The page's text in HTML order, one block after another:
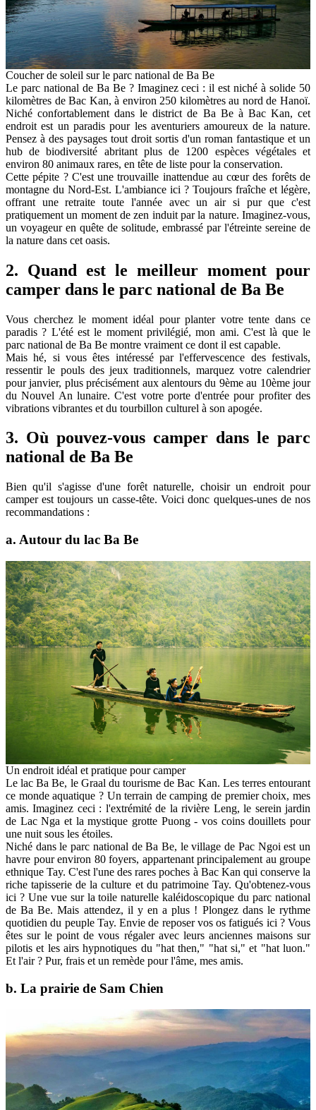
Coucher de soleil sur le parc national de Ba Be
Le parc national de Ba Be ? Imaginez ceci : il est niché à solide 50
kilomètres de Bac Kan, à environ 250 kilomètres au nord de Hanoï.
Niché confortablement dans le district de Ba Be à Bac Kan, cet
endroit est un paradis pour les aventuriers amoureux de la nature.
Pensez à des paysages tout droit sortis d'un roman fantastique et un
hub de biodiversité abritant plus de 1200 espèces végétales et
environ 80 animaux rares, en tête de liste pour la conservation.
Cette pépite ? C'est une trouvaille inattendue au cœur des forêts de
montagne du Nord-Est. L'ambiance ici ? Toujours fraîche et légère,
offrant une retraite toute l'année avec un air si pur que c'est
pratiquement un moment de zen induit par la nature. Imaginez-vous,
un voyageur en quête de solitude, embrassé par l'étreinte sereine de
la nature dans cet oasis.
2. Quand est le meilleur moment pour
camper dans le parc national de Ba Be
Vous cherchez le moment idéal pour planter votre tente dans ce
paradis ? L'été est le moment privilégié, mon ami. C'est là que le
parc national de Ba Be montre vraiment ce dont il est capable.
Mais hé, si vous êtes intéressé par l'effervescence des festivals,
ressentir le pouls des jeux traditionnels, marquez votre calendrier
pour janvier, plus précisément aux alentours du 9ème au 10ème jour
du Nouvel An lunaire. C'est votre porte d'entrée pour profiter des
vibrations vibrantes et du tourbillon culturel à son apogée.
3. Où pouvez-vous camper dans le parc
national de Ba Be
Bien qu'il s'agisse d'une forêt naturelle, choisir un endroit pour
camper est toujours un casse-tête. Voici donc quelques-unes de nos
recommandations :
a. Autour du lac Ba Be
Un endroit idéal et pratique pour camper
Le lac Ba Be, le Graal du tourisme de Bac Kan. Les terres entourant
ce monde aquatique ? Un terrain de camping de premier choix, mes
amis. Imaginez ceci : l'extrémité de la rivière Leng, le serein jardin
de Lac Nga et la mystique grotte Puong - vos coins douillets pour
une nuit sous les étoiles.
Niché dans le parc national de Ba Be, le village de Pac Ngoi est un
havre pour environ 80 foyers, appartenant principalement au groupe
ethnique Tay. C'est l'une des rares poches à Bac Kan qui conserve la
riche tapisserie de la culture et du patrimoine Tay. Qu'obtenez-vous
ici ? Une vue sur la toile naturelle kaléidoscopique du parc national
de Ba Be. Mais attendez, il y en a plus ! Plongez dans le rythme
quotidien du peuple Tay. Envie de reposer vos os fatigués ici ? Vous
êtes sur le point de vous régaler avec leurs anciennes maisons sur
pilotis et les airs hypnotiques du "hat then," "hat si," et "hat luon."
Et l'air ? Pur, frais et un remède pour l'âme, mes amis.
b. La prairie de Sam Chien